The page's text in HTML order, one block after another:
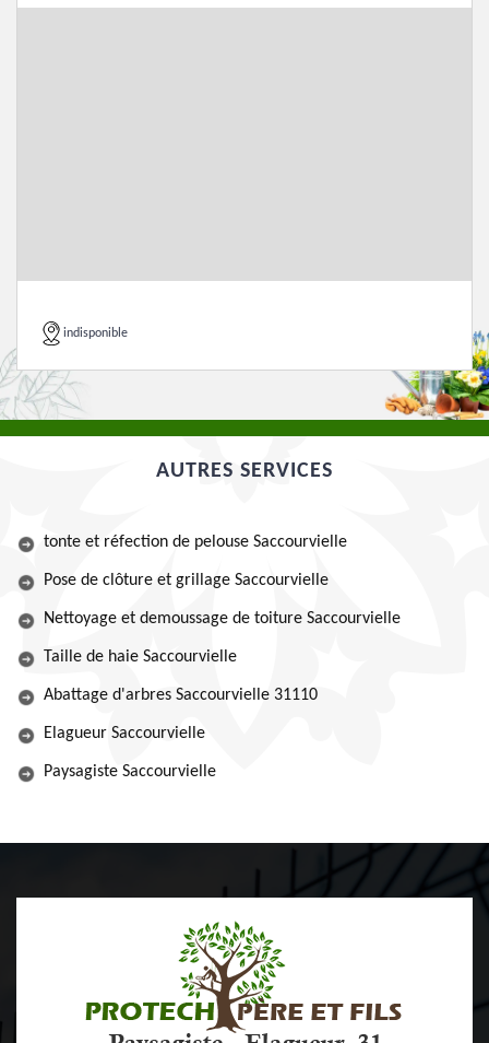
indisponible
AUTRES SERVICES
tonte et réfection de pelouse Saccourvielle
Pose de clôture et grillage Saccourvielle
Nettoyage et demoussage de toiture Saccourvielle
Taille de haie Saccourvielle
Abattage d'arbres Saccourvielle 31110
Elagueur Saccourvielle
Paysagiste Saccourvielle